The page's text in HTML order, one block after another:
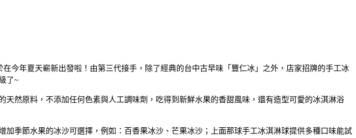
今年夏天嶄新出發啦！由第三代接手，除了經典的台中古早味「豐仁冰」之外，店家招牌的手工冰
了~
然原料，不添加任何色素與人工調味劑，吃得到新鮮水果的香甜風味，還有造型可愛的冰淇淋浴
季節水果的冰沙可選擇，例如：百香果冰沙、芒果冰沙；上面那球手工冰淇淋球提供多種口味能試